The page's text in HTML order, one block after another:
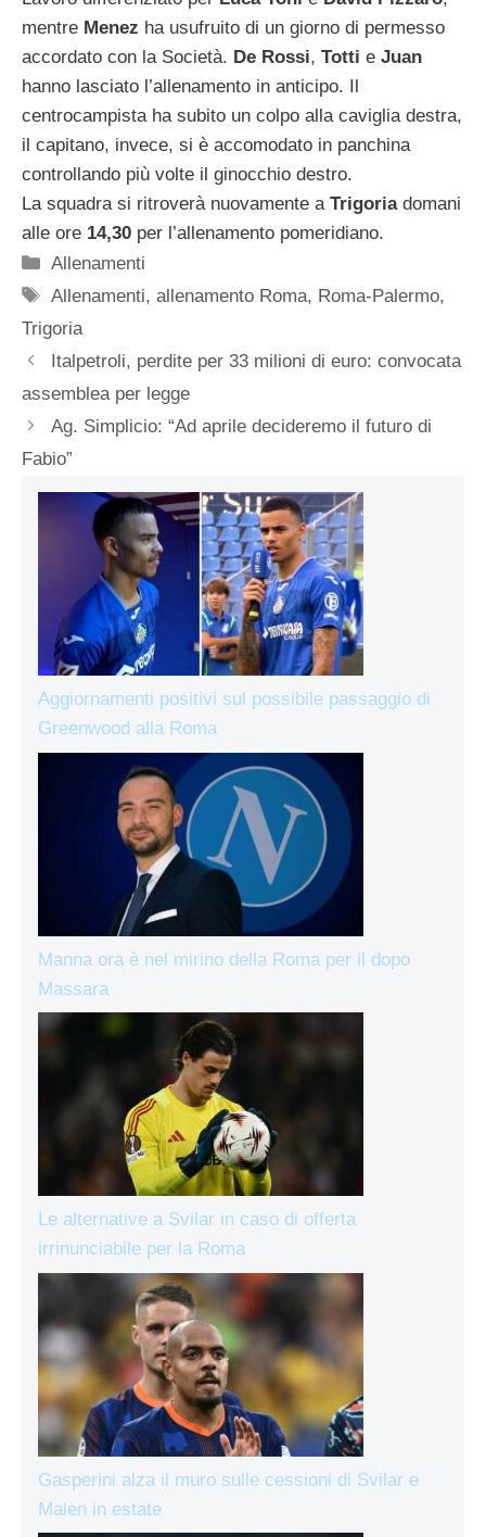
mentre Menez ha usufruito di un giorno di permesso
accordato con la Società. De Rossi, Totti e Juan
hanno lasciato l’allenamento in anticipo. Il
centrocampista ha subito un colpo alla caviglia destra,
il capitano, invece, si è accomodato in panchina
controllando più volte il ginocchio destro.
La squadra si ritroverà nuovamente a Trigoria domani
alle ore 14,30 per l’allenamento pomeridiano.
Categorie
Allenamenti
Tag
Allenamenti,allenamento Roma, Roma-Palermo,
Trigoria
Italpetroli, perdite per 33 milioni di euro: convocata
assemblea per legge
Ag. Simplicio: “Ad aprile decideremo il futuro di
Fabio”
Aggiornamenti positivi sul possibile passaggio di
Greenwood alla Roma
Manna ora è nel mirino della Roma per il dopo
Massara
Le alternative a Svilar in caso di offerta
irrinunciabile per la Roma
Gasperini alza il muro sulle cessioni di Svilar e
Malen in estate